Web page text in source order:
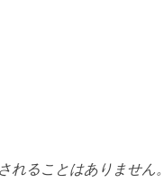
れることはありません。